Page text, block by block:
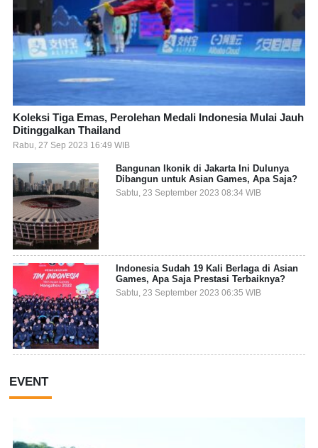
Koleksi Tiga Emas, Perolehan Medali Indonesia Mulai Jauh
Ditinggalkan Thailand
Rabu, 27 Sep 2023 16:49 WIB
Bangunan Ikonik di Jakarta Ini Dulunya
Dibangun untuk Asian Games, Apa Saja?
Sabtu, 23 September 2023 08:34 WIB
Indonesia Sudah 19 Kali Berlaga di Asian
Games, Apa Saja Prestasi Terbaiknya?
Sabtu, 23 September 2023 06:35 WIB
EVENT